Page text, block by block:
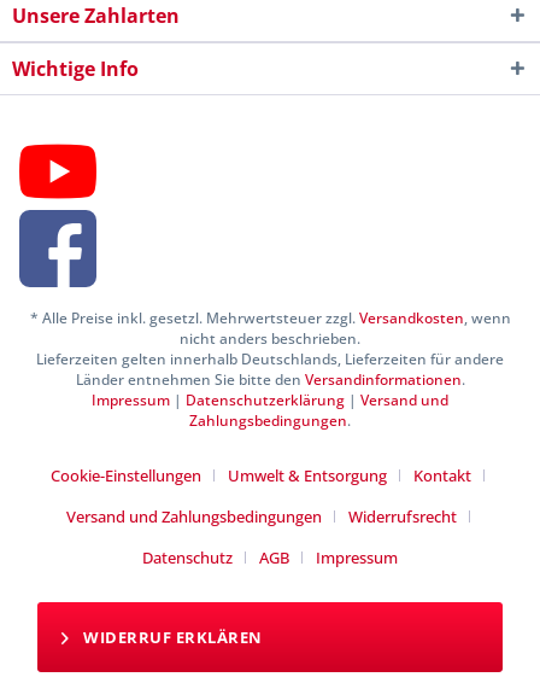
Unsere Zahlarten
Wichtige Info
* Alle Preise inkl. gesetzl. Mehrwertsteuer zzgl.Versandkosten, wenn
nicht anders beschrieben.
Lieferzeiten gelten innerhalb Deutschlands, Lieferzeiten für andere
Länder entnehmen Sie bitte den Versandinformationen.
Impressum | Datenschutzerklärung | Versand und
Zahlungsbedingungen.
Cookie-Einstellungen Umwelt & Entsorgung
Kontakt
Versand und Zahlungsbedingungen
Widerrufsrecht
Datenschutz
AGB Impressum
WIDERRUF ERKLÄREN